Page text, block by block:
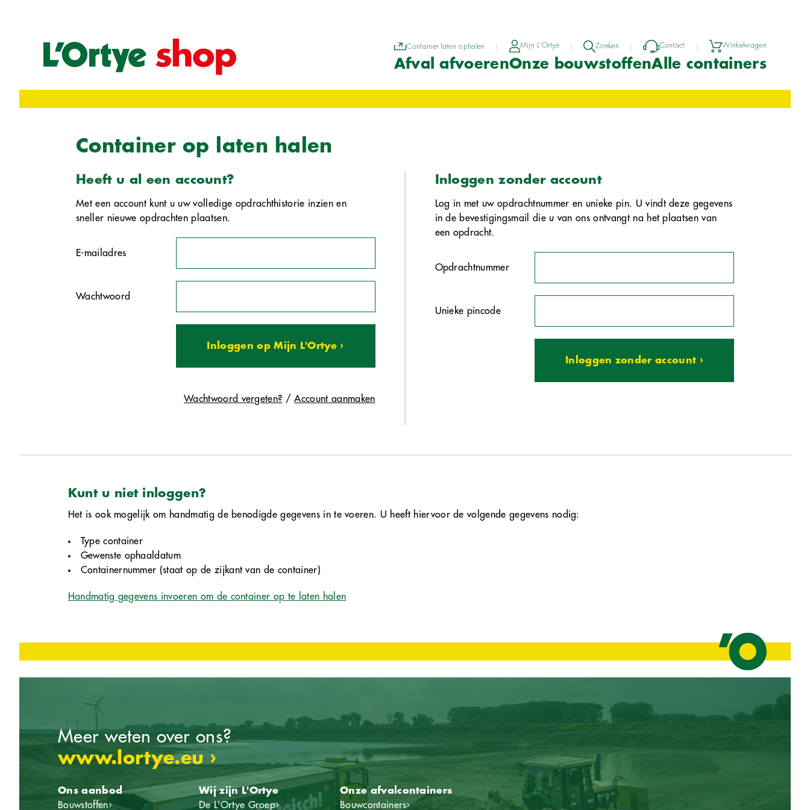
Container laten ophalen Mijn L'Ortye Zoeken Contact Winkelwagen
Afval afvoerenOnze bouwstoffenAlle containers
Container op laten halen
Heeft u al een account?
Met een account kunt u uw volledige opdrachthistorie inzien en
sneller nieuwe opdrachten plaatsen.
E-mailadres
Wachtwoord
Inloggen op Mijn L'Ortye ›
Wachtwoord vergeten? /Account aanmaken
Inloggen zonder account
Log in met uw opdrachtnummer en unieke pin. U vindt deze gegevens
in de bevestigingsmail die u van ons ontvangt na het plaatsen van
een opdracht.
Opdrachtnummer
Unieke pincode
Inloggen zonder account ›
Kunt u niet inloggen?
Het is ook mogelijk om handmatig de benodigde gegevens in te voeren. U heeft hiervoor de volgende gegevens nodig:
Type container
Gewenste ophaaldatum
Containernummer (staat op de zijkant van de container)
Handmatig gegevens invoeren om de container op te laten halen
Meer weten over ons?
www.lortye.eu ›
Ons aanbod
Bouwstoffen›
Wij zijn L'Ortye
De L'Ortye Groep›
Onze afvalcontainers
Bouwcontainers›